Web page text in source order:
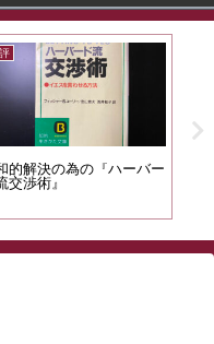
的解決の為の『ハーバー
交渉術』